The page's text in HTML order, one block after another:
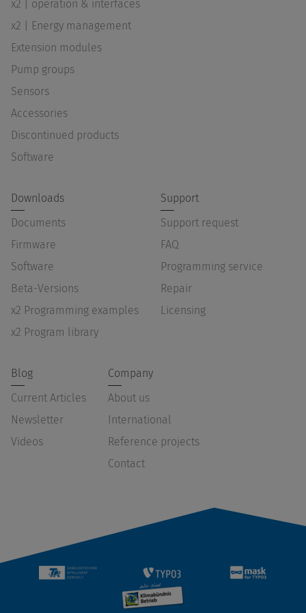
x2 | operation & interfaces
x2 | Energy management
Extension modules
Pump groups
Sensors
Accessories
Discontinued products
Software
Downloads
Documents
Firmware
Software
Beta-Versions
x2 Programming examples
x2 Program library
Support
Support request
FAQ
Programming service
Repair
Licensing
Blog
Current Articles
Newsletter
Videos
Company
About us
International
Reference projects
Contact